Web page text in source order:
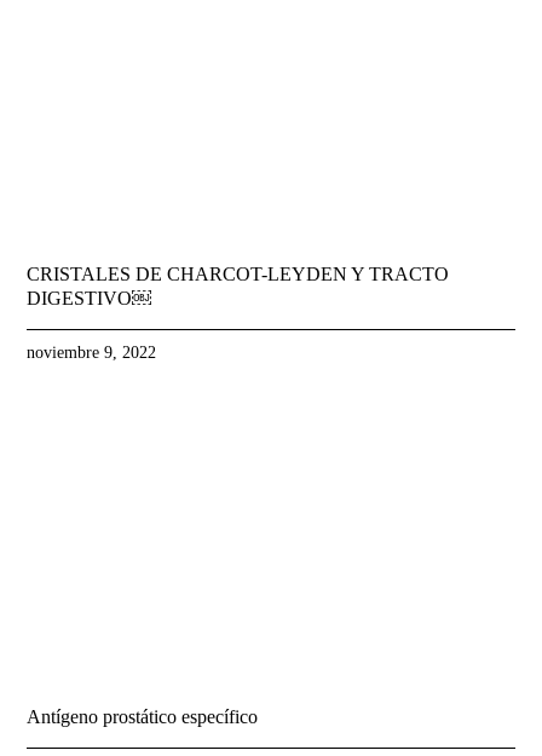
CRISTALES DE CHARCOT-LEYDEN Y TRACTO
DIGESTIVO￼
noviembre 9, 2022
Antígeno prostático específico